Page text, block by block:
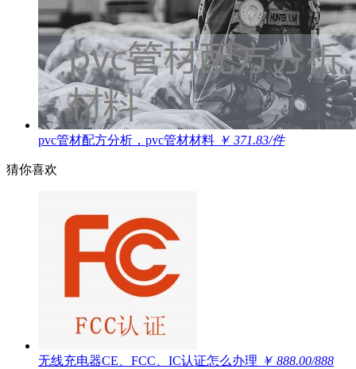
pvc管材配方分析，pvc管材材料 ￥ 371.83/件
猜你喜欢
无线充电器CE、FCC、IC认证怎么办理 ￥ 888.00/888